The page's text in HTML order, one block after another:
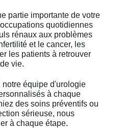
partie importante de votre
quotidiennes
rénaux aux problèmes
et le cancer, les
les patients à retrouver
vie.
équipe d'urologie
à chaque
des soins préventifs ou
sérieuse, nous
à chaque étape.